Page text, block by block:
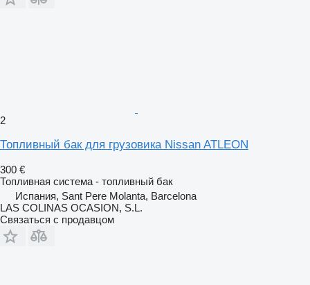
2
Топливный бак для грузовика Nissan ATLEON
300 €
Топливная система - топливный бак
Испания, Sant Pere Molanta, Barcelona
LAS COLINAS OCASION, S.L.
Связаться с продавцом